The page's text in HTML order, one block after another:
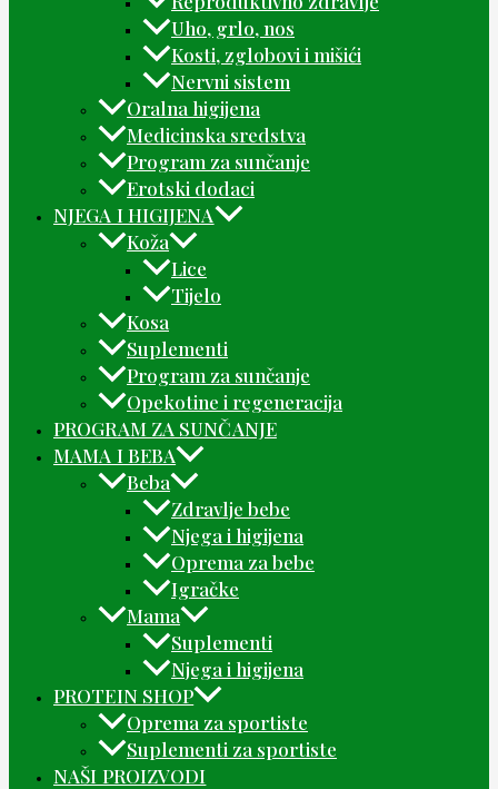
Uho, grlo, nos
Kosti, zglobovi i mišići
Nervni sistem
Oralna higijena
Medicinska sredstva
Program za sunčanje
Erotski dodaci
NJEGA I HIGIJENA
Koža
Lice
Tijelo
Kosa
Suplementi
Program za sunčanje
Opekotine i regeneracija
PROGRAM ZA SUNČANJE
MAMA I BEBA
Beba
Zdravlje bebe
Njega i higijena
Oprema za bebe
Igračke
Mama
Suplementi
Njega i higijena
PROTEIN SHOP
Oprema za sportiste
Suplementi za sportiste
NAŠI PROIZVODI